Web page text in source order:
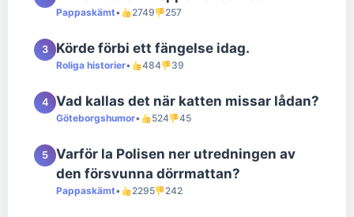
Pappaskämt• 2749 257
3 Körde förbi ett fängelse idag.
Roliga historier• 484 39
4 Vad kallas det när katten missar lådan?
Göteborgshumor• 524 45
5
Varför la Polisen ner utredningen av
den försvunna dörrmattan?
Pappaskämt• 2295 242